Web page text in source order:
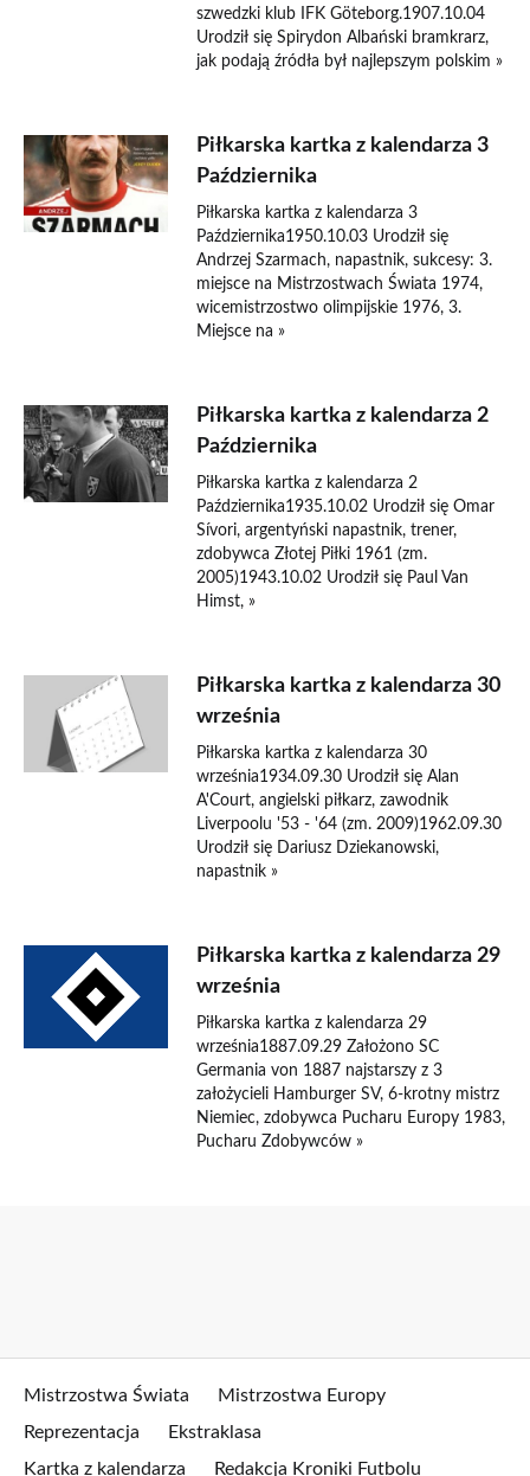
szwedzki klub IFK Göteborg.1907.10.04
Urodził się Spirydon Albański bramkrarz,
jak podają źródła był najlepszym polskim »
Piłkarska kartka z kalendarza 3
Października
Piłkarska kartka z kalendarza 3
Października1950.10.03 Urodził się
Andrzej Szarmach, napastnik, sukcesy: 3.
miejsce na Mistrzostwach Świata 1974,
wicemistrzostwo olimpijskie 1976, 3.
Miejsce na »
Piłkarska kartka z kalendarza 2
Października
Piłkarska kartka z kalendarza 2
Października1935.10.02 Urodził się Omar
Sívori, argentyński napastnik, trener,
zdobywca Złotej Piłki 1961 (zm.
2005)1943.10.02 Urodził się Paul Van
Himst, »
Piłkarska kartka z kalendarza 30
września
Piłkarska kartka z kalendarza 30
września1934.09.30 Urodził się Alan
A'Court, angielski piłkarz, zawodnik
Liverpoolu '53 - '64 (zm. 2009)1962.09.30
Urodził się Dariusz Dziekanowski,
napastnik »
Piłkarska kartka z kalendarza 29
września
Piłkarska kartka z kalendarza 29
września1887.09.29 Założono SC
Germania von 1887 najstarszy z 3
założycieli Hamburger SV, 6-krotny mistrz
Niemiec, zdobywca Pucharu Europy 1983,
Pucharu Zdobywców »
Mistrzostwa Świata
Mistrzostwa Europy
Reprezentacja
Ekstraklasa
Kartka z kalendarza
Redakcja Kroniki Futbolu